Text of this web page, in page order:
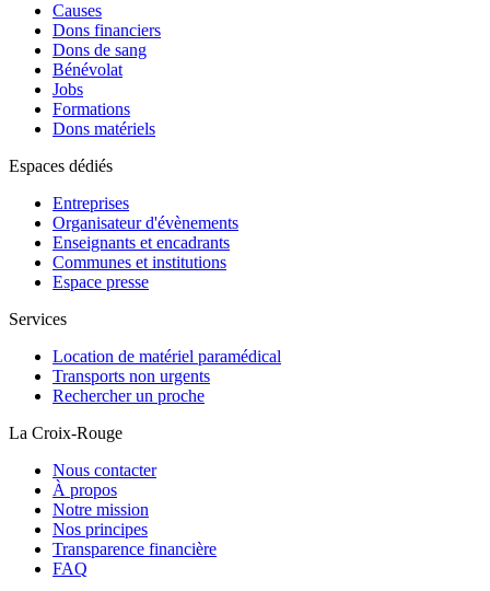
Causes
Dons financiers
Dons de sang
Bénévolat
Jobs
Formations
Dons matériels
Espaces dédiés
Entreprises
Organisateur d'évènements
Enseignants et encadrants
Communes et institutions
Espace presse
Services
Location de matériel paramédical
Transports non urgents
Rechercher un proche
La Croix-Rouge
Nous contacter
À propos
Notre mission
Nos principes
Transparence financière
FAQ